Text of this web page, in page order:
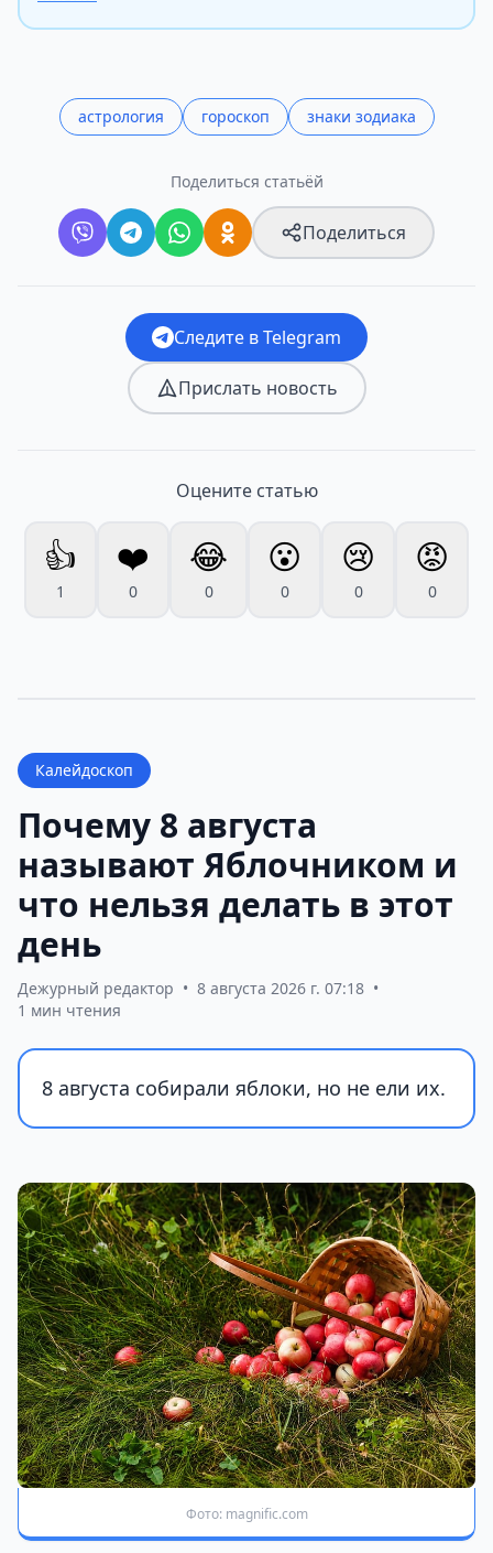
астрология гороскоп знаки зодиака
Поделиться статьёй
Поделиться
Следите в Telegram
Прислать новость
Оцените статью
👍
1
❤️
0
😂
0
😮
0
😢
0
😡
0
Калейдоскоп
Почему 8 августа
называют Яблочником и
что нельзя делать в этот
день
Дежурный редактор • 8 августа 2026 г. 07:18 •
1 мин чтения
8 августа собирали яблоки, но не ели их.
Фото: magnific.com